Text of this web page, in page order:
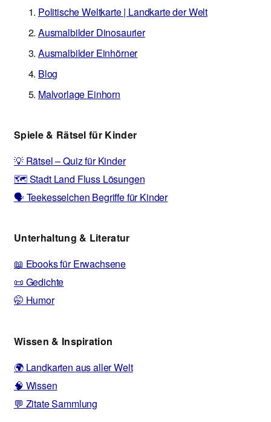
Politische Weltkarte | Landkarte der Welt
Ausmalbilder Dinosaurier
Ausmalbilder Einhörner
Blog
Malvorlage Einhorn
Spiele & Rätsel für Kinder
💡 Rätsel – Quiz für Kinder
🗺️ Stadt Land Fluss Lösungen
🗣️ Teekesselchen Begriffe für Kinder
Unterhaltung & Literatur
📖 Ebooks für Erwachsene
📜 Gedichte
🤭 Humor
Wissen & Inspiration
🌍 Landkarten aus aller Welt
🧠 Wissen
💬 Zitate Sammlung